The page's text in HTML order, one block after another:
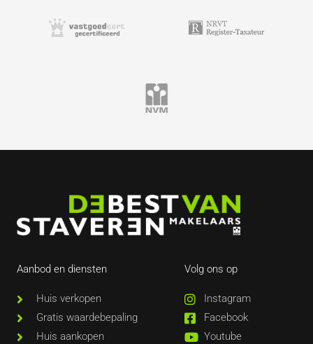
Aanbod en diensten
Huis verkopen
Gratis waardebepaling
Huis aankopen
Volg ons op
Instagram
Facebook
Youtube